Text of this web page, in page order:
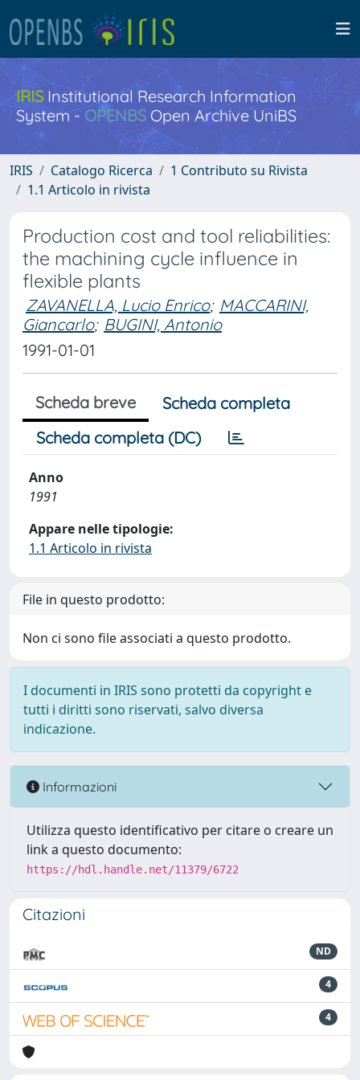
IRISInstitutional Research Information
System - OPENBS Open Archive UniBS
IRIS Catalogo Ricerca
1 Contributo su Rivista
1.1 Articolo in rivista
Production cost and tool reliabilities:
the machining cycle influence in
flexible plants
ZAVANELLA, Lucio Enrico; MACCARINI,
Giancarlo; BUGINI, Antonio
1991-01-01
Scheda breve
Scheda completa
Scheda completa (DC)
Anno
1991
Appare nelle tipologie:
1.1 Articolo in rivista
File in questo prodotto:
Non ci sono file associati a questo prodotto.
I documenti in IRIS sono protetti da copyright e
tutti i diritti sono riservati, salvo diversa
indicazione.
Informazioni
Utilizza questo identificativo per citare o creare un
link a questo documento:
https://hdl.handle.net/11379/6722
Citazioni
ND
4
4